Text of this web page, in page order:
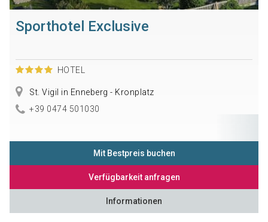
Sporthotel Exclusive
HOTEL
St. Vigil in Enneberg - Kronplatz
+39 0474 501030
Mit Bestpreis buchen
Verfügbarkeit anfragen
Informationen